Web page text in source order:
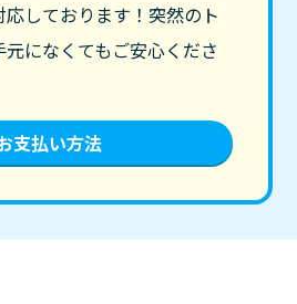
しております！突然のト
になくてもご安心くださ
支払い方法